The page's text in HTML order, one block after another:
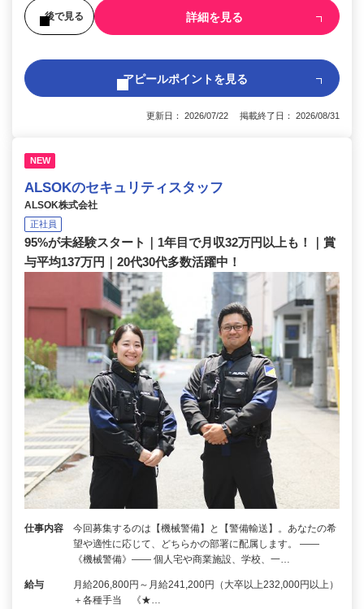
後で見る 詳細を見る
アピールポイントを見る
更新日： 2026/07/22 掲載終了日： 2026/08/31
NEW
ALSOKのセキュリティスタッフ
ALSOK株式会社
正社員
95%が未経験スタート｜1年目で月収32万円以上も！｜賞
与平均137万円｜20代30代多数活躍中！
仕事内容
今回募集するのは【機械警備】と【警備輸送】。あなたの希
望や適性に応じて、どちらかの部署に配属します。 ――
《機械警備》―― 個人宅や商業施設、学校、一…
給与
月給206,800円～月給241,200円（大卒以上232,000円以上）
＋各種手当 《★…